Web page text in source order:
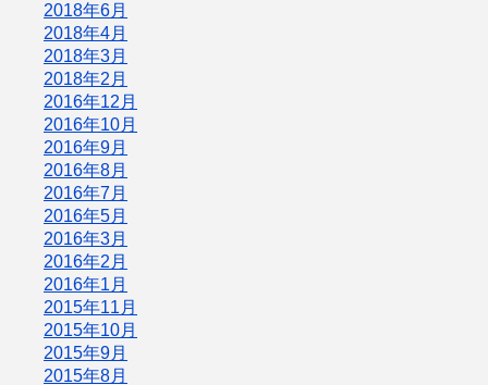
2018年6月
2018年4月
2018年3月
2018年2月
2016年12月
2016年10月
2016年9月
2016年8月
2016年7月
2016年5月
2016年3月
2016年2月
2016年1月
2015年11月
2015年10月
2015年9月
2015年8月